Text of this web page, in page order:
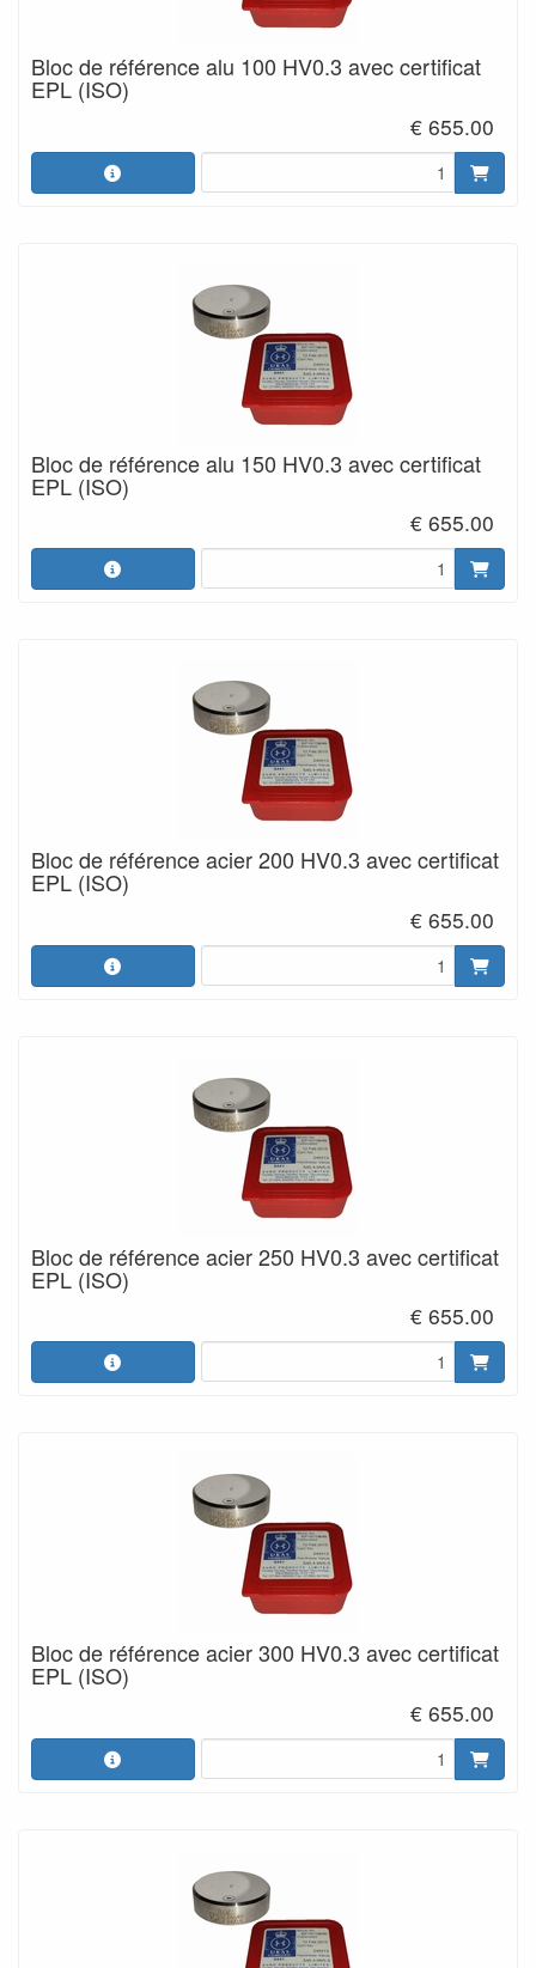
Bloc de référence alu 100 HV0.3 avec certificat
EPL (ISO)
€ 655.00
Bloc de référence alu 150 HV0.3 avec certificat
EPL (ISO)
€ 655.00
Bloc de référence acier 200 HV0.3 avec certificat
EPL (ISO)
€ 655.00
Bloc de référence acier 250 HV0.3 avec certificat
EPL (ISO)
€ 655.00
Bloc de référence acier 300 HV0.3 avec certificat
EPL (ISO)
€ 655.00